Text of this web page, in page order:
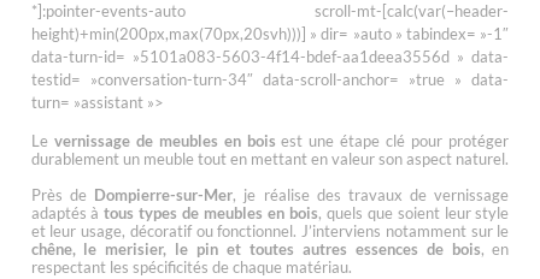
*]:pointer-events-auto scroll-mt-[calc(var(–header-
height)+min(200px,max(70px,20svh)))] » dir= »auto » tabindex= »-1″
data-turn-id= »5101a083-5603-4f14-bdef-aa1deea3556d » data-
testid= »conversation-turn-34″ data-scroll-anchor= »true » data-
turn= »assistant »>
Le vernissage de meubles en bois est une étape clé pour protéger
durablement un meuble tout en mettant en valeur son aspect naturel.
Près de Dompierre-sur-Mer, je réalise des travaux de vernissage
adaptés àtous types de meubles en bois, quels que soient leur style
et leur usage, décoratif ou fonctionnel. J’interviens notamment sur le
chêne, le merisier, le pin et toutes autres essences de bois, en
respectant les spécificités de chaque matériau.